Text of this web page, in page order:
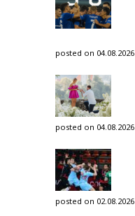
posted on 04.08.2026
posted on 04.08.2026
posted on 02.08.2026